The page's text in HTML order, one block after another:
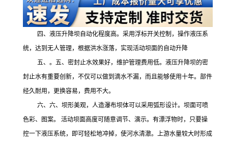
四、 液压升降坝自动化程度高。采用浮标开关控制，操作液压系
统，达到无人管理，根据洪水涨落，实现活动坝面的自动升降
五、 。五、密封止水效果好，维护管理费用低。液压升降坝的密
封止水有重要创新，不仅可以做到滴水不漏，而且能够使用十年。部件
经久耐用，更换容易，费用不大。
六、 六、坝形美观，人造瀑布坝体可以采用弧形设计。坝面可喷
色彩、图案。
活动坝面高度可随意调节、演示。有漂浮物时，只要操
控一下液压系统，即可轻松地冲掉，使河水清澈。上游水量较大时形成